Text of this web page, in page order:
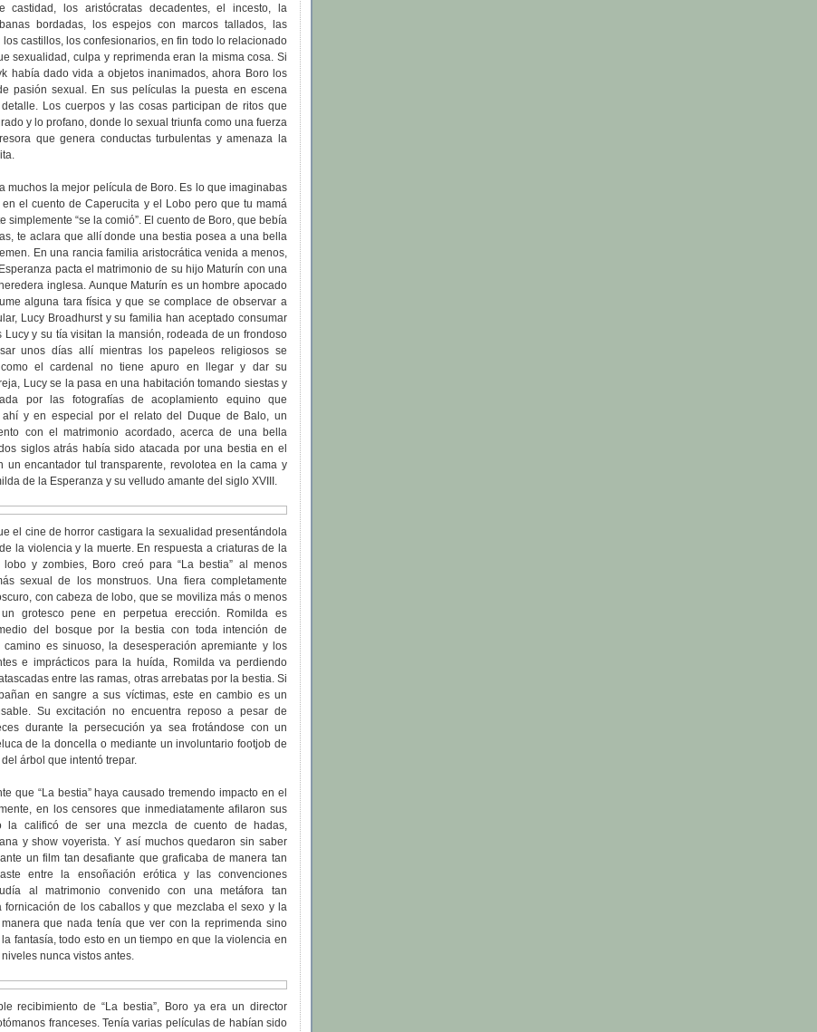
castidad, los aristócratas decadentes, el incesto, la
bordadas, los espejos con marcos tallados, las
castillos, los confesionarios, en fin todo lo relacionado
sexualidad, culpa y reprimenda eran la misma cosa. Si
había dado vida a objetos inanimados, ahora Boro los
pasión sexual. En sus películas la puesta en escena
Los cuerpos y las cosas participan de ritos que
y lo profano, donde lo sexual triunfa como una fuerza
que genera conductas turbulentas y amenaza la
muchos la mejor película de Boro. Es lo que imaginabas
el cuento de Caperucita y el Lobo pero que tu mamá
simplemente “se la comió”. El cuento de Boro, que bebía
te aclara que allí donde una bestia posea a una bella
En una rancia familia aristocrática venida a menos,
pacta el matrimonio de su hijo Maturín con una
inglesa. Aunque Maturín es un hombre apocado
alguna tara física y que se complace de observar a
Lucy Broadhurst y su familia han aceptado consumar
Lucy y su tía visitan la mansión, rodeada de un frondoso
unos días allí mientras los papeleos religiosos se
como el cardenal no tiene apuro en llegar y dar su
Lucy se la pasa en una habitación tomando siestas y
por las fotografías de acoplamiento equino que
ahí y en especial por el relato del Duque de Balo, un
con el matrimonio acordado, acerca de una bella
siglos atrás había sido atacada por una bestia en el
un encantador tul transparente, revolotea en la cama y
de la Esperanza y su velludo amante del siglo XVIII.
el cine de horror castigara la sexualidad presentándola
la violencia y la muerte. En respuesta a criaturas de la
lobo y zombies, Boro creó para “La bestia” al menos
sexual de los monstruos. Una fiera completamente
con cabeza de lobo, que se moviliza más o menos
grotesco pene en perpetua erección. Romilda es
del bosque por la bestia con toda intención de
es sinuoso, la desesperación apremiante y los
e imprácticos para la huída, Romilda va perdiendo
entre las ramas, otras arrebatas por la bestia. Si
en sangre a sus víctimas, este en cambio es un
Su excitación no encuentra reposo a pesar de
durante la persecución ya sea frotándose con un
de la doncella o mediante un involuntario footjob de
árbol que intentó trepar.
que “La bestia” haya causado tremendo impacto en el
en los censores que inmediatamente afilaron sus
la calificó de ser una mezcla de cuento de hadas,
y show voyerista. Y así muchos quedaron sin saber
un film tan desafiante que graficaba de manera tan
entre la ensoñación erótica y las convenciones
al matrimonio convenido con una metáfora tan
fornicación de los caballos y que mezclaba el sexo y la
que nada tenía que ver con la reprimenda sino
fantasía, todo esto en un tiempo en que la violencia en
nunca vistos antes.
recibimiento de “La bestia”, Boro ya era un director
franceses. Tenía varias películas de habían sido